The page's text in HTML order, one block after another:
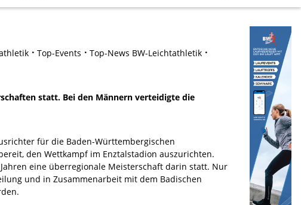
Top-Events
Top-News BW-Leichtathletik
statt. Bei den Männern verteidigte die
für die Baden-Württembergischen
den Wettkampf im Enztalstadion auszurichten.
eine überregionale Meisterschaft darin statt. Nur
und in Zusammenarbeit mit dem Badischen